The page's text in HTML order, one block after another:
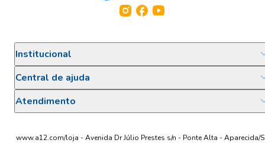
Institucional
Central de ajuda
Atendimento
www.a12.com/loja - Avenida Dr Júlio Prestes s/n - Ponte Alta - Aparecida/